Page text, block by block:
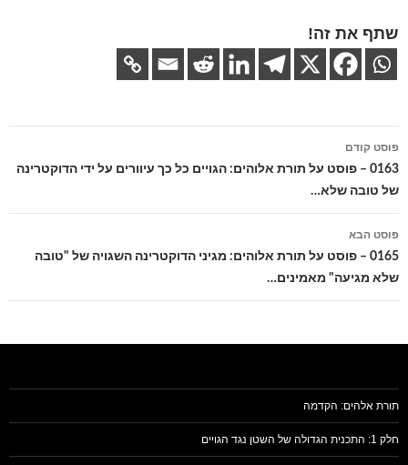
שתף את זה!
ניווט
בפוסטים
פוסט קודם
0163 – פוסט על תורת אלוהים: הגויים כל כך עיוורים על ידי הדוקטרינה
של טובה שלא…
פוסט הבא
0165 – פוסט על תורת אלוהים: מגיני הדוקטרינה השגויה של "טובה
שלא מגיעה" מאמינים…
תורת אלהים: הקדמה
חלק 1: התכנית הגדולה של השטן נגד הגויים